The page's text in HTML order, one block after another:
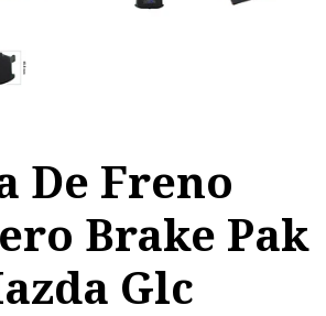
De Freno
Brake Pak
Glc